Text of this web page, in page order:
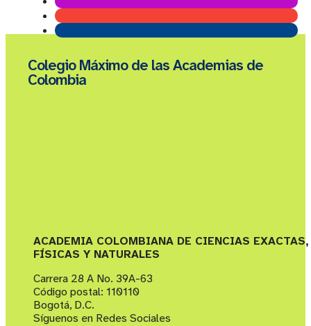
Colegio Máximo de las Academias de
Colombia
ACADEMIA COLOMBIANA DE CIENCIAS EXACTAS,
FÍSICAS Y NATURALES
Carrera 28 A No. 39A-63
Código postal: 110110
Bogotá, D.C.
Síguenos en Redes Sociales